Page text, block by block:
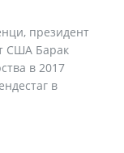
президент
США Барак
в 2017
в